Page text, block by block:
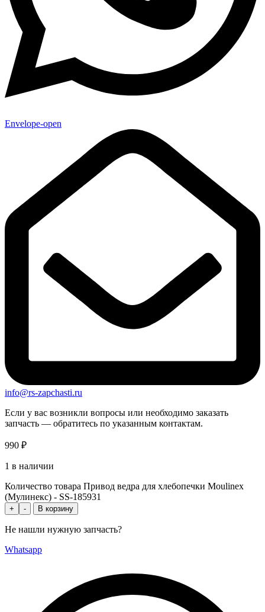
Envelope-open
info@rs-zapchasti.ru
Если у вас возникли вопросы или необходимо заказать
запчасть — обратитесь по указанным контактам.
990 ₽
1 в наличии
Количество товара Привод ведра для хлебопечки Moulinex
(Мулинекс) - SS-185931
+ - В корзину
Не нашли нужную запчасть?
Whatsapp